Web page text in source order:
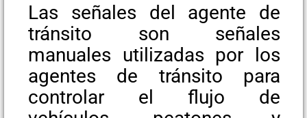
Las señales del agente de
tránsito son señales
manuales utilizadas por los
agentes de tránsito para
controlar el flujo de